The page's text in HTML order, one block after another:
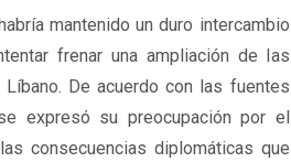
mantenido un duro intercambio
frenar una ampliación de las
De acuerdo con las fuentes
expresó su preocupación por el
consecuencias diplomáticas que